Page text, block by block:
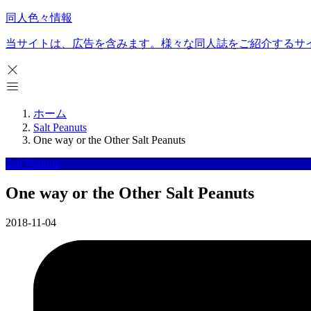
同人色々情報
当サイトは、広告を含みます。様々な同人誌をご紹介するサ
ホーム
Salt Peanuts
One way or the Other Salt Peanuts
Salt Peanuts
One way or the Other Salt Peanuts
2018-11-04